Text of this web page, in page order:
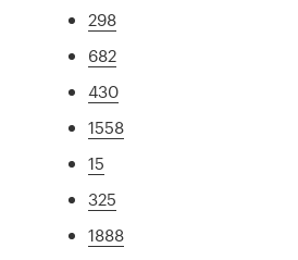
298
682
430
1558
15
325
1888